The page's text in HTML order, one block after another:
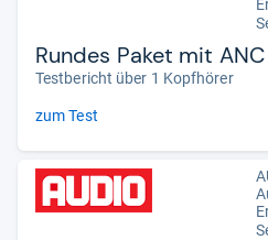
Rundes Paket mit ANC
Testbericht über 1 Kopfhörer
zum Test